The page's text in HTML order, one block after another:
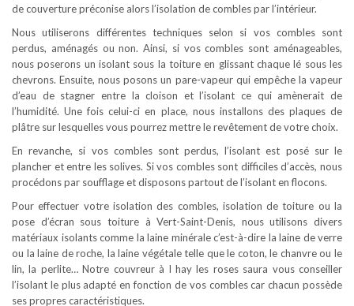
de couverture préconise alors l’isolation de combles par l’intérieur.
Nous utiliserons différentes techniques selon si vos combles sont
perdus, aménagés ou non. Ainsi, si vos combles sont aménageables,
nous poserons un isolant sous la toiture en glissant chaque lé sous les
chevrons. Ensuite, nous posons un pare-vapeur qui empêche la vapeur
d’eau de stagner entre la cloison et l’isolant ce qui amènerait de
l’humidité. Une fois celui-ci en place, nous installons des plaques de
plâtre sur lesquelles vous pourrez mettre le revêtement de votre choix.
En revanche, si vos combles sont perdus, l’isolant est posé sur le
plancher et entre les solives. Si vos combles sont difficiles d’accès, nous
procédons par soufflage et disposons partout de l’isolant en flocons.
Pour effectuer votre isolation des combles, isolation de toiture ou la
pose d’écran sous toiture à Vert-Saint-Denis, nous utilisons divers
matériaux isolants comme la laine minérale c’est-à-dire la laine de verre
ou la laine de roche, la laine végétale telle que le coton, le chanvre ou le
lin, la perlite… Notre couvreur à l hay les roses saura vous conseiller
l’isolant le plus adapté en fonction de vos combles car chacun possède
ses propres caractéristiques.